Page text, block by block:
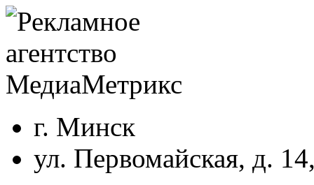
г. Минск
ул. Первомайская, д.